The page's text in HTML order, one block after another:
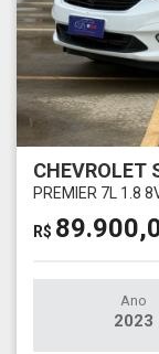
CHEVROLET
PREMIER 7L 1.8
R$
Ano
2023